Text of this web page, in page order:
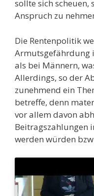
sollte sich scheuen,
Anspruch zu
Die Rentenpolitik
Armutsgefährdung
als bei Männern,
Allerdings, so der
zunehmend ein
betreffe, denn
vor allem davon
Beitragszahlungen
werden würden